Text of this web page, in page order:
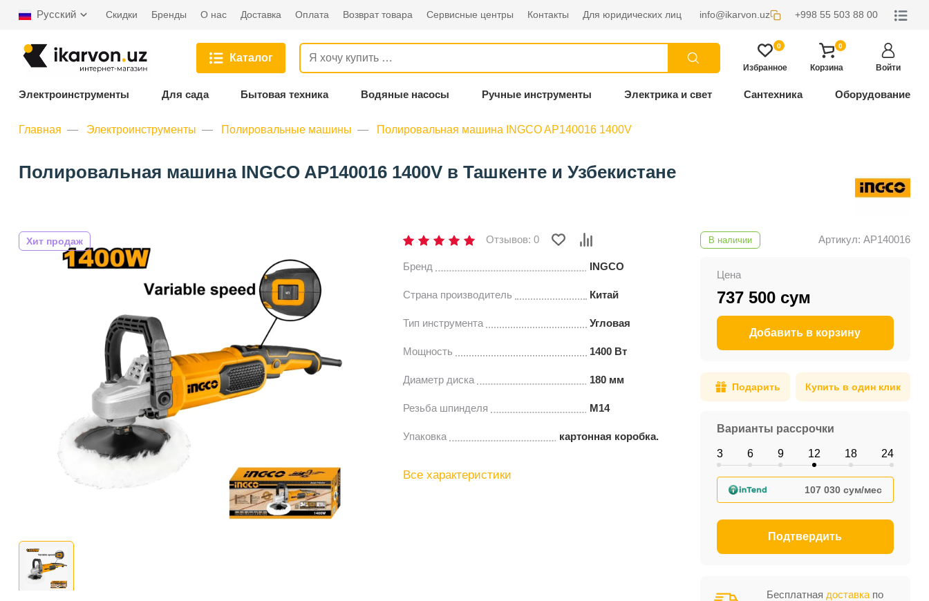
Русский Скидки Бренды О нас Доставка Оплата Возврат товара Сервисные центры Контакты Для юридических лиц info@ikarvon.uz +998 55 503 88 00
Каталог
0
Избранное
0
Корзина Войти
Электроинструменты Для сада Бытовая техника Водяные насосы Ручные инструменты Электрика и свет Сантехника Оборудование
Главная Электроинструменты Полировальные машины Полировальная машина INGCO AP140016 1400V
Полировальная машина INGCO AP140016 1400V в Ташкенте и Узбекистане
Хит продаж Отзывов: 0
Бренд INGCO
Страна производитель Китай
Тип инструмента Угловая
Мощность 1400 Вт
Диаметр диска 180 мм
Резьба шпинделя M14
Упаковка картонная коробка.
Все характеристики
В наличии Артикул: AP140016
Цена
737 500 сум
Добавить в корзину
Подарить Купить в один клик
Варианты рассрочки
3 6 9 12 18 24
107 030 сум/мес
Подтвердить
Бесплатная доставкапо